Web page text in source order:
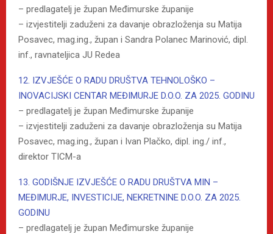
– predlagatelj je župan Međimurske županije
– izvjestitelji zaduženi za davanje obrazloženja su Matija
Posavec, mag.ing., župan i Sandra Polanec Marinović, dipl.
inf., ravnateljica JU Redea
12. IZVJEŠĆE O RADU DRUŠTVA TEHNOLOŠKO –
INOVACIJSKI CENTAR MEĐIMURJE D.O.O. ZA 2025. GODINU
– predlagatelj je župan Međimurske županije
– izvjestitelji zaduženi za davanje obrazloženja su Matija
Posavec, mag.ing., župan i Ivan Plačko, dipl. ing./ inf.,
direktor TICM-a
13. GODIŠNJE IZVJEŠĆE O RADU DRUŠTVA MIN –
MEĐIMURJE, INVESTICIJE, NEKRETNINE D.O.O. ZA 2025.
GODINU
– predlagatelj je župan Međimurske županije